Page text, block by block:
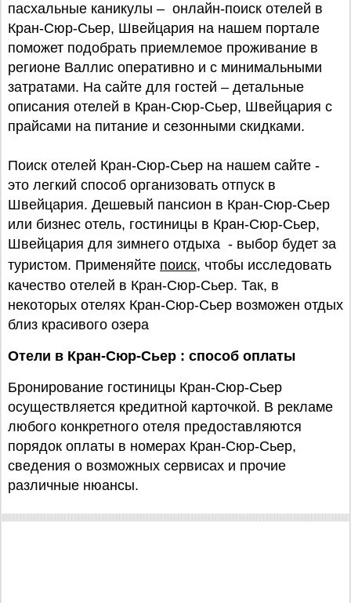
пасхальные каникулы – онлайн-поиск отелей в
Кран-Сюр-Сьер, Швейцария на нашем портале
поможет подобрать приемлемое проживание в
регионе Валлис оперативно и с минимальными
затратами. На сайте для гостей – детальные
описания отелей в Кран-Сюр-Сьер, Швейцария с
прайсами на питание и сезонными скидками.
Поиск отелей Кран-Сюр-Сьер на нашем сайте -
это легкий способ организовать отпуск в
Швейцария. Дешевый пансион в Кран-Сюр-Сьер
или бизнес отель, гостиницы в Кран-Сюр-Сьер,
Швейцария для зимнего отдыха - выбор будет за
туристом. Применяйте поиск, чтобы исследовать
качество отелей в Кран-Сюр-Сьер. Так, в
некоторых отелях Кран-Сюр-Сьер возможен отдых
близ красивого озера
Отели в Кран-Сюр-Сьер : способ оплаты
Бронирование гостиницы Кран-Сюр-Сьер
осуществляется кредитной карточкой. В рекламе
любого конкретного отеля предоставляются
порядок оплаты в номерах Кран-Сюр-Сьер,
сведения о возможных сервисах и прочие
различные нюансы.